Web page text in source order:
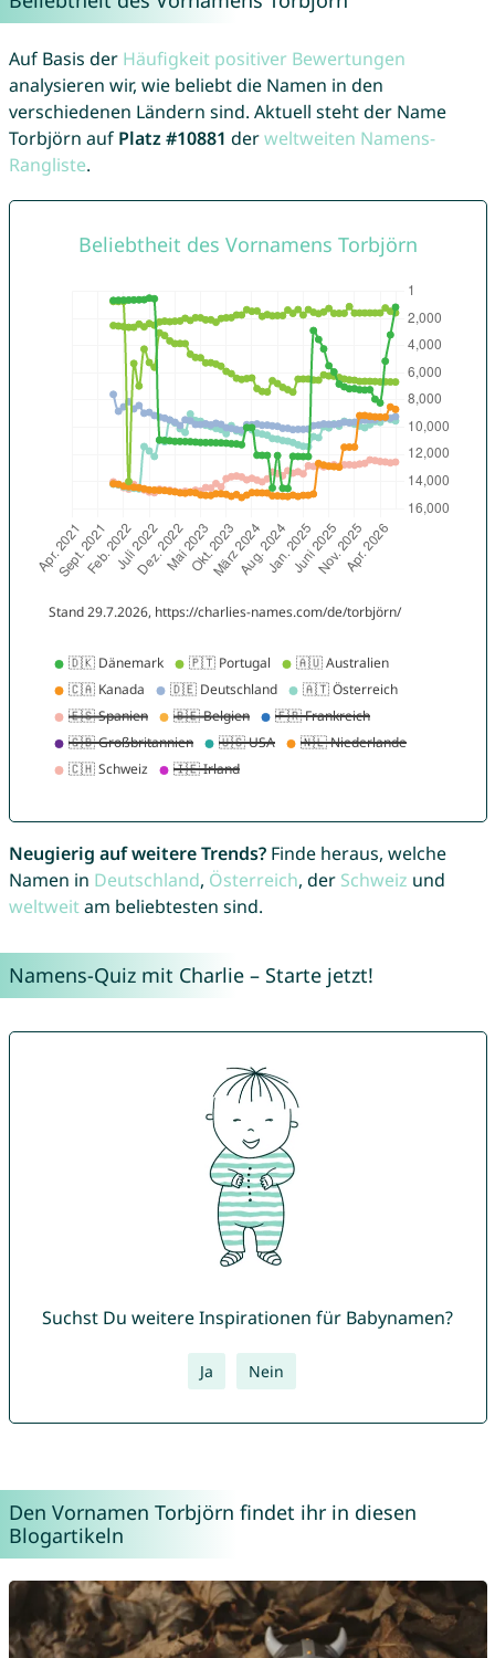
Auf Basis der Häufigkeit positiver Bewertungen
analysieren wir, wie beliebt die Namen in den
verschiedenen Ländern sind. Aktuell steht der Name
Torbjörn auf Platz #10881 derweltweiten Namens-
Rangliste.
Neugierig auf weitere Trends?Finde heraus, welche
Namen in Deutschland, Österreich, der Schweiz und
weltweitam beliebtesten sind.
Namens-Quiz mit Charlie – Starte jetzt!
Suchst Du weitere Inspirationen für Babynamen?
Ja Nein
Den Vornamen Torbjörn findet ihr in diesen
Blogartikeln